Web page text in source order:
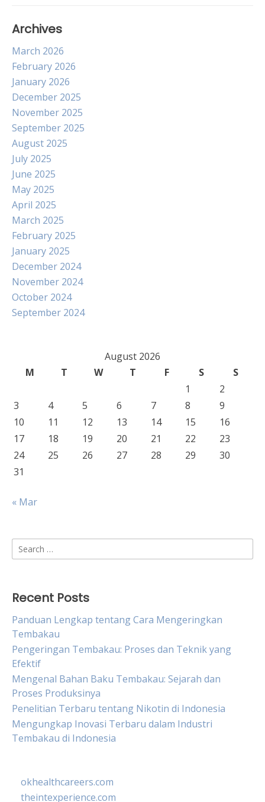
Archives
March 2026
February 2026
January 2026
December 2025
November 2025
September 2025
August 2025
July 2025
June 2025
May 2025
April 2025
March 2025
February 2025
January 2025
December 2024
November 2024
October 2024
September 2024
August 2026
M
T W T F S
S
1
2
3
4 5 6 7 8
9
10
11 12 13 14 15
16
17
18 19 20 21 22
23
24
25 26 27 28 29
30
31
« Mar
Search
for:
Recent Posts
Panduan Lengkap tentang Cara Mengeringkan
Tembakau
Pengeringan Tembakau: Proses dan Teknik yang
Efektif
Mengenal Bahan Baku Tembakau: Sejarah dan
Proses Produksinya
Penelitian Terbaru tentang Nikotin di Indonesia
Mengungkap Inovasi Terbaru dalam Industri
Tembakau di Indonesia
okhealthcareers.com
theintexperience.com